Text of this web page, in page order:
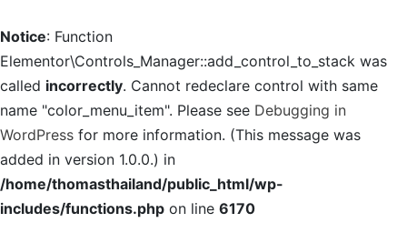
Notice: Function
Elementor\Controls_Manager::add_control_to_stack was
called incorrectly. Cannot redeclare control with same
name "color_menu_item". Please see Debugging in
WordPress for more information. (This message was
added in version 1.0.0.) in
/home/thomasthailand/public_html/wp-
includes/functions.php on line 6170